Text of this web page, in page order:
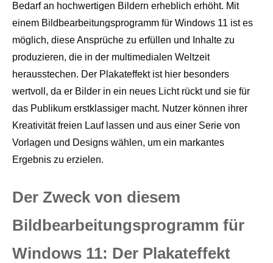
Bedarf an hochwertigen Bildern erheblich erhöht. Mit
einem Bildbearbeitungsprogramm für Windows 11 ist es
möglich, diese Ansprüche zu erfüllen und Inhalte zu
produzieren, die in der multimedialen Weltzeit
herausstechen. Der Plakateffekt ist hier besonders
wertvoll, da er Bilder in ein neues Licht rückt und sie für
das Publikum erstklassiger macht. Nutzer können ihrer
Kreativität freien Lauf lassen und aus einer Serie von
Vorlagen und Designs wählen, um ein markantes
Ergebnis zu erzielen.
Der Zweck von diesem
Bildbearbeitungsprogramm für
Windows 11: Der Plakateffekt